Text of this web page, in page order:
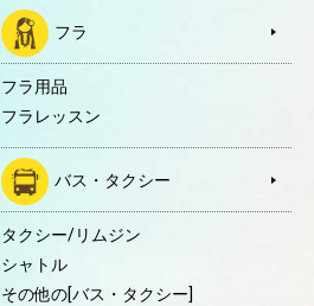
フラ
フラ用品
フラレッスン
バス・タクシー
タクシー/リムジン
シャトル
その他の[バス・タクシー]